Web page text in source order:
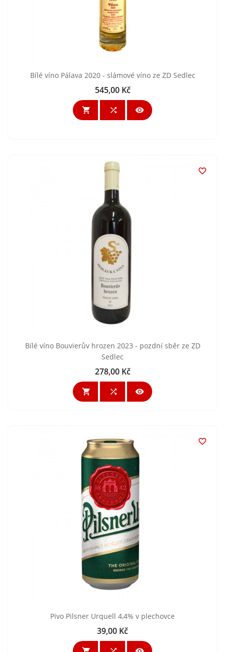
Bílé víno Pálava 2020 - slámové víno ze ZD Sedlec
Cena
545,00 Kč
  

Bílé víno Bouvierův hrozen 2023 - pozdní sběr ze ZD
Sedlec
Cena
278,00 Kč
  

Pivo Pilsner Urquell 4,4% v plechovce
Cena
39,00 Kč